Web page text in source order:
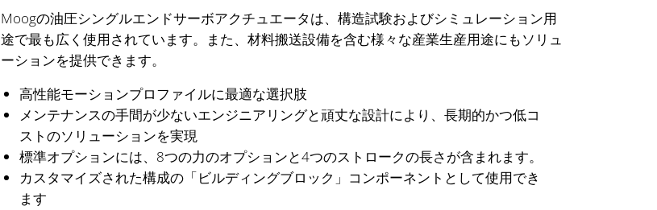
Moogの油圧シングルエンドサーボアクチュエータは、構造試験およびシミュレーション用
途で最も広く使用されています。また、材料搬送設備を含む様々な産業生産用途にもソリュ
ーションを提供できます。
高性能モーションプロファイルに最適な選択肢
メンテナンスの手間が少ないエンジニアリングと頑丈な設計により、長期的かつ低コ
ストのソリューションを実現
標準オプションには、8つの力のオプションと4つのストロークの長さが含まれます。
カスタマイズされた構成の「ビルディングブロック」コンポーネントとして使用でき
ます